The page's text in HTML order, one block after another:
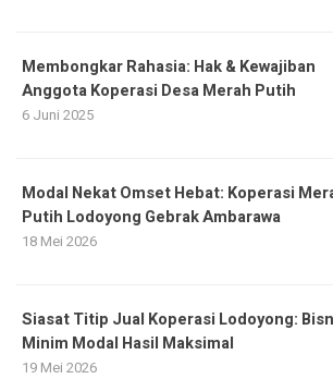
Membongkar Rahasia: Hak & Kewajiban
Anggota Koperasi Desa Merah Putih
6 Juni 2025
Modal Nekat Omset Hebat: Koperasi
Putih Lodoyong Gebrak Ambarawa
18 Mei 2026
Siasat Titip Jual Koperasi Lodoyong:
Minim Modal Hasil Maksimal
19 Mei 2026